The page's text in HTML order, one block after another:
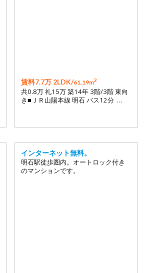
賃料7.7万 2LDK/61.19m2
共0.8万 礼15万 築14年 3階/3階 東向
き■ＪＲ山陽本線 明石 バス12分 …
インターネット無料。
明石駅徒歩圏内。オートロック付き
のマンションです。